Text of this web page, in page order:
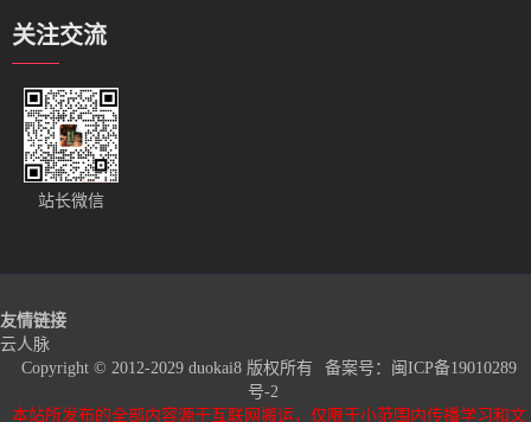
关注交流
站长微信
友情链接
云人脉
Copyright © 2012-2029 duokai8 版权所有
备案号： 闽ICP备19010289
号-2
本站所发布的全部内容源于互联网搬运，仅限于小范围内传播学习和文